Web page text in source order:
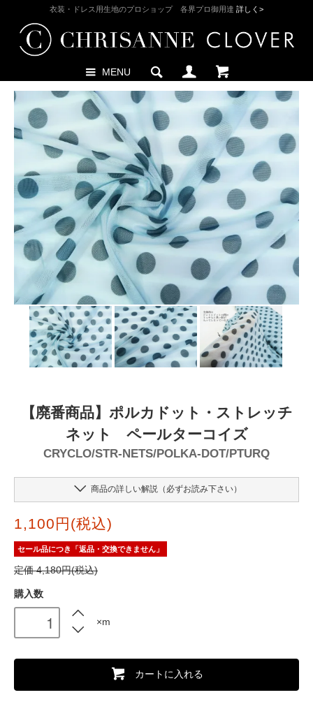
衣装・ドレス用生地のプロショップ 各界プロ御用達 詳しく>
MENU
【廃番商品】ポルカドット・ストレッチ
ネット ペールターコイズ
CRYCLO/STR-NETS/POLKA-DOT/PTURQ
商品の詳しい解説（必ずお読み下さい）
1,100円(税込)
セール品につき「返品・交換できません」
定価 4,180円(税込)
購入数
×m
カートに入れる